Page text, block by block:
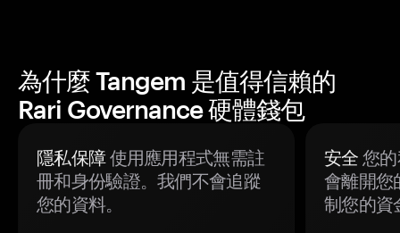
為什麼 Tangem 是值得信賴的
Rari Governance 硬體錢包
隱私保障使用應用程式無需註
冊和身份驗證。我們不會追蹤
您的資料。
安全 您
會離開您
制您的資